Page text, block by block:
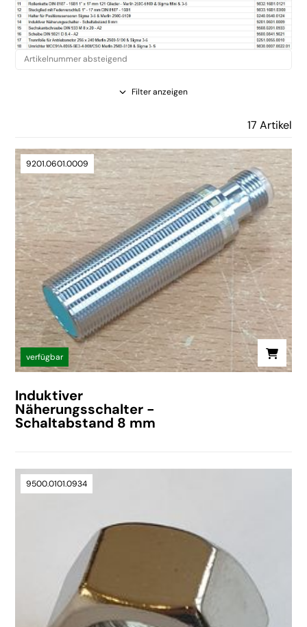
Filter anzeigen
17 Artikel
9201.0601.0009
verfügbar
Induktiver
Näherungsschalter -
Schaltabstand 8 mm
9500.0101.0934